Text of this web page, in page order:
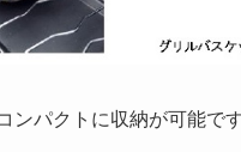
ンパクトに収納が可能で